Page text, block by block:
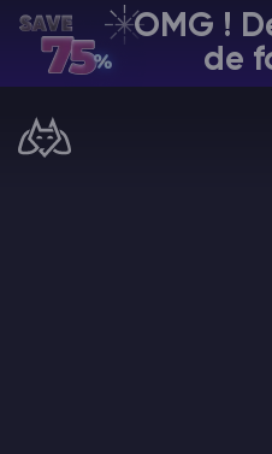
OMG !
de
FR | USD
Manage your servers